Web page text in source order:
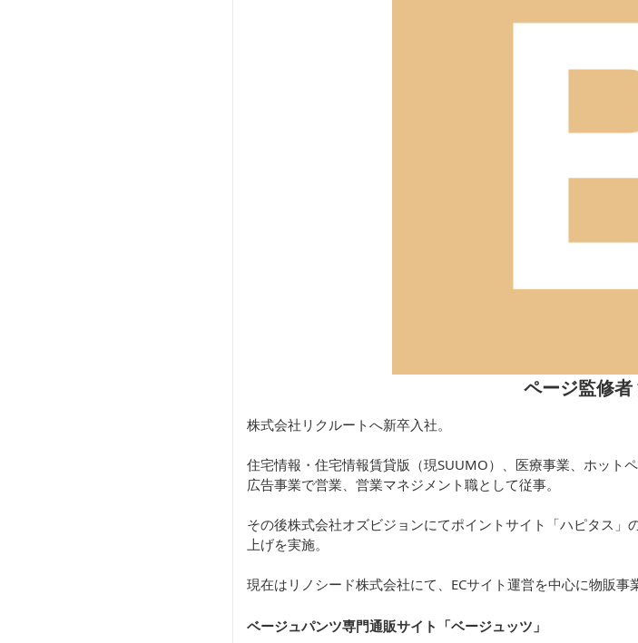
ページ監修者
株式会社リクルートへ新卒入社。
住宅情報・住宅情報賃貸版（現SUUMO）、医療事業、ホット
広告事業で営業、営業マネジメント職として従事。
その後株式会社オズビジョンにてポイントサイト「ハピタス」
上げを実施。
現在はリノシード株式会社にて、ECサイト運営を中心に物販事
ベージュパンツ専門通販サイト「ベージュッツ 」